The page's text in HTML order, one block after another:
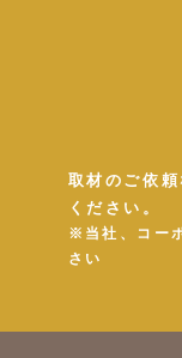
取材のご依
ください。
※当社、コー
さい